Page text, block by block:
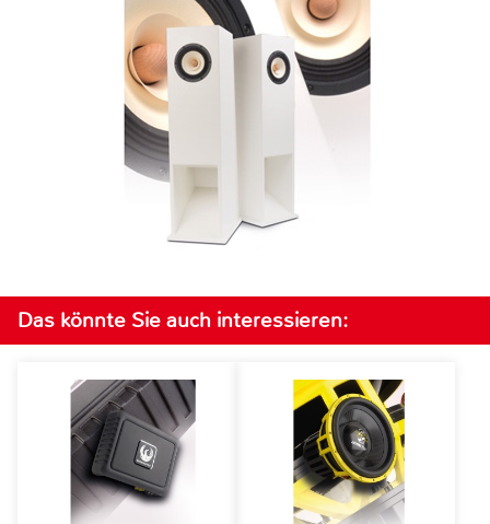
Das könnte Sie auch interessieren: